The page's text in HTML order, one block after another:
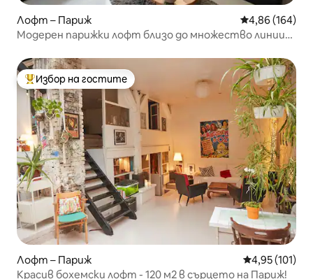
Лофт – Париж Средна
4,86 (164)
Модерен парижки лофт близо до множество линии
Най-популярен избор на гостите
Избор на гостите
Лофт – Париж Средна
4,95 (101)
Красив бохемски лофт - 120 м2 в сърцето на Париж!